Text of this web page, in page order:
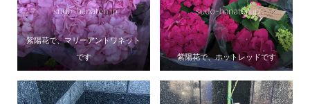
紫陽花で、マリーアントワネット
です
紫陽花で、ホットレッドです